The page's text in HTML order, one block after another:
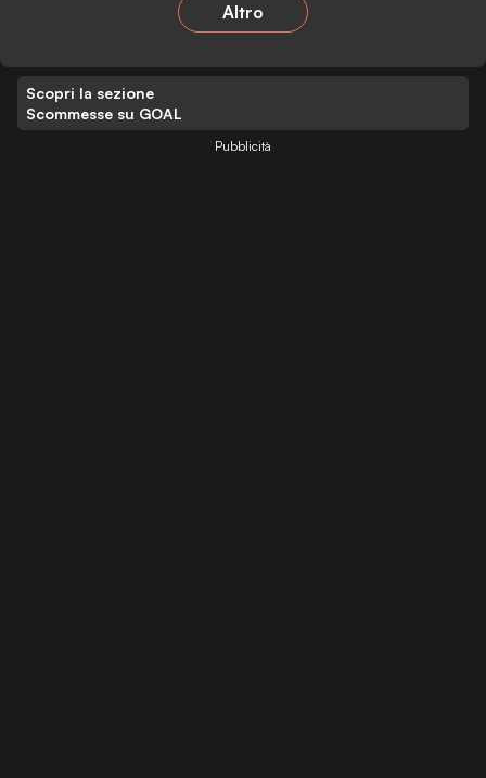
Altro
Scopri la sezione
Scommesse su GOAL
Pubblicità